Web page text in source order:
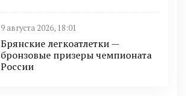
9 августа 2026, 18:01
Брянские легкоатлетки —
бронзовые призеры чемпионата
России